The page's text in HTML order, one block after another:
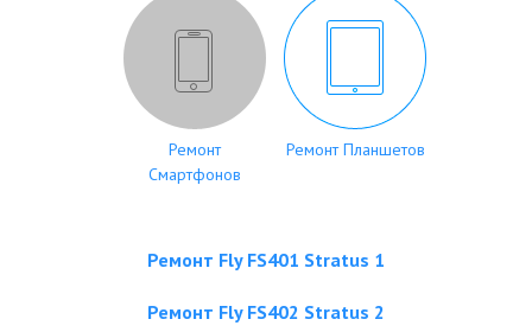
Ремонт
Смартфонов
Ремонт Планшетов
Ремонт Fly FS401 Stratus 1
Ремонт Fly FS402 Stratus 2